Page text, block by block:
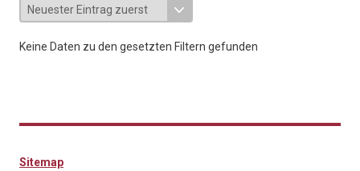
Keine Daten zu den gesetzten Filtern gefunden
Sitemap